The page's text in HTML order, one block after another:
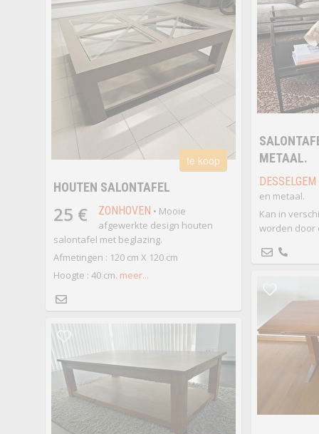
te koop
HOUTEN SALONTAFEL
25 € ZONHOVEN • Mooie
afgewerkte design houten
salontafel met beglazing.
Afmetingen : 120 cm X 120 cm
Hoogte : 40 cm. meer...
METAAL.
DESSELGEM
en metaal.
Kan in
worden door